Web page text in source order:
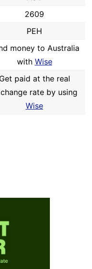
2609
PEH
money to Australia
with Wise
Get paid at the real
rate by using
Wise